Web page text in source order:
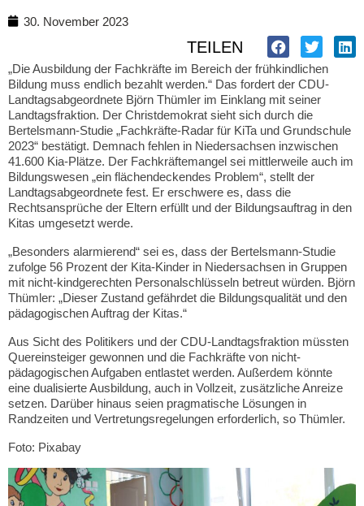
30. November 2023
TEILEN
„Die Ausbildung der Fachkräfte im Bereich der frühkindlichen
Bildung muss endlich bezahlt werden.“ Das fordert der CDU-
Landtagsabgeordnete Björn Thümler im Einklang mit seiner
Landtagsfraktion. Der Christdemokrat sieht sich durch die
Bertelsmann-Studie „Fachkräfte-Radar für KiTa und Grundschule
2023“ bestätigt. Demnach fehlen in Niedersachsen inzwischen
41.600 Kia-Plätze. Der Fachkräftemangel sei mittlerweile auch im
Bildungswesen „ein flächendeckendes Problem“, stellt der
Landtagsabgeordnete fest. Er erschwere es, dass die
Rechtsansprüche der Eltern erfüllt und der Bildungsauftrag in den
Kitas umgesetzt werde.
„Besonders alarmierend“ sei es, dass der Bertelsmann-Studie
zufolge 56 Prozent der Kita-Kinder in Niedersachsen in Gruppen
mit nicht-kindgerechten Personalschlüsseln betreut würden. Björn
Thümler: „Dieser Zustand gefährdet die Bildungsqualität und den
pädagogischen Auftrag der Kitas.“
Aus Sicht des Politikers und der CDU-Landtagsfraktion müssten
Quereinsteiger gewonnen und die Fachkräfte von nicht-
pädagogischen Aufgaben entlastet werden. Außerdem könnte
eine dualisierte Ausbildung, auch in Vollzeit, zusätzliche Anreize
setzen. Darüber hinaus seien pragmatische Lösungen in
Randzeiten und Vertretungsregelungen erforderlich, so Thümler.
Foto: Pixabay